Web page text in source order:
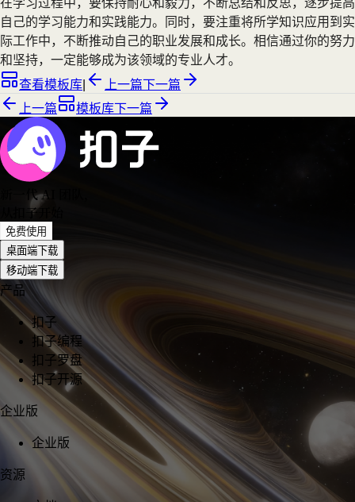
自己的学习能力和实践能力。同时，要注重将所学知识应用到实
际工作中，不断推动自己的职业发展和成长。相信通过你的努力
和坚持，一定能够成为该领域的专业人才。
查看模板库
上一篇下一篇
上一篇
模板库下一篇
新一代 AI 团队
从扣子开始
免费使用
桌面端下载
移动端下载
产品
扣子
扣子编程
扣子罗盘
扣子开源
企业版
企业版
资源